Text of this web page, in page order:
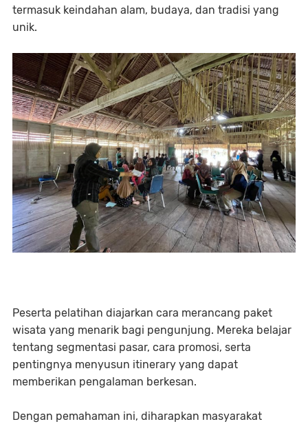
termasuk keindahan alam, budaya, dan tradisi yang
unik.
Peserta pelatihan diajarkan cara merancang paket
wisata yang menarik bagi pengunjung. Mereka belajar
tentang segmentasi pasar, cara promosi, serta
pentingnya menyusun itinerary yang dapat
memberikan pengalaman berkesan.
Dengan pemahaman ini, diharapkan masyarakat